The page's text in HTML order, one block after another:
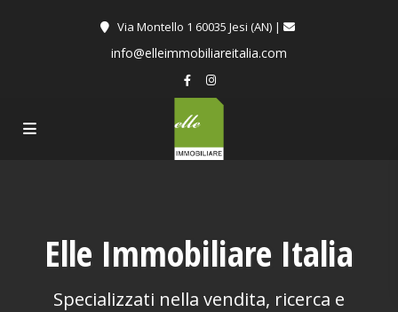
Via Montello 1 60035 Jesi (AN) |
info@elleimmobiliareitalia.com
Elle Immobiliare Italia
Specializzati nella vendita, ricerca e